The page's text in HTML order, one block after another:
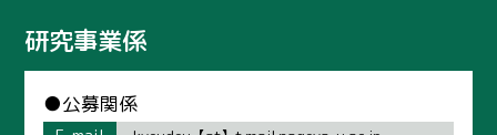
研究事業係
●公募関係